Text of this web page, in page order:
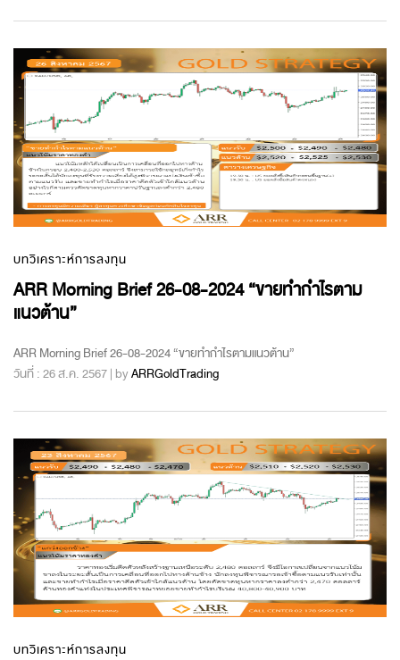
บทวิเคราะห์การลงทุน
ARR Morning Brief 26-08-2024 “ขายทำกำไรตาม
แนวต้าน”
ARR Morning Brief 26-08-2024 “ขายทำกำไรตามแนวต้าน”
วันที่ : 26 ส.ค. 2567 | byARRGoldTrading
บทวิเคราะห์การลงทุน